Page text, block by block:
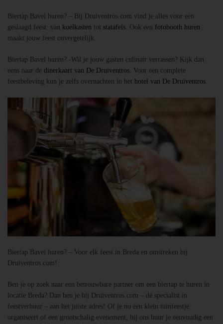
Biertap Bavel huren? – Bij Druiventros.com vind je alles voor een
geslaagd feest: van koelkasten tot statafels. Ook een fotobooth huren
maakt jouw feest onvergetelijk.
Biertap Bavel huren? -Wil je jouw gasten culinair verrassen? Kijk dan
eens naar de dinerkaart van De Druiventros. Voor een complete
feestbeleving kun je zelfs overnachten in het hotel van De Druiventros.
Biertap Bavel huren? – Voor elk feest in Breda en omstreken bij
Druiventros.com!
Ben je op zoek naar een betrouwbare partner om een biertap te huren in
locatie Breda? Dan ben je bij Druiventros.com – dé specialist in
feestverhuur – aan het juiste adres! Of je nu een klein tuinfeestje
organiseert of een grootschalig evenement, bij ons huur je eenvoudig een